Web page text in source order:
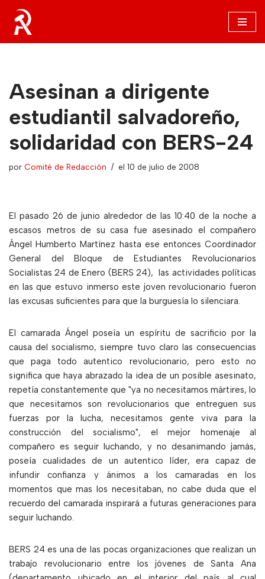
Saltar
al
Asesinan a dirigente
estudiantil salvadoreño,
solidaridad con BERS-24
por Comité de Redacción el 10 de julio de 2008
El pasado 26 de junio alrededor de las 10:40 de la noche a
escasos metros de su casa fue asesinado el compañero
Ángel Humberto Martínez hasta ese entonces Coordinador
General del Bloque de Estudiantes Revolucionarios
Socialistas 24 de Enero (BERS 24), las actividades políticas
en las que estuvo inmerso este joven revolucionario fueron
las excusas suficientes para que la burguesía lo silenciara.
El camarada Ángel poseía un espíritu de sacrificio por la
causa del socialismo, siempre tuvo claro las consecuencias
que paga todo autentico revolucionario, pero esto no
significa que haya abrazado la idea de un posible asesinato,
repetía constantemente que "ya no necesitamos mártires, lo
que necesitamos son revolucionarios que entreguen sus
fuerzas por la lucha, necesitamos gente viva para la
construcción del socialismo", el mejor homenaje al
compañero es seguir luchando, y no desanimando jamás,
poseía cualidades de un autentico líder, era capaz de
infundir confianza y ánimos a los camaradas en los
momentos que mas los necesitaban, no cabe duda que el
recuerdo del camarada inspirará a futuras generaciones para
seguir luchando.
BERS 24 es una de las pocas organizaciones que realizan un
trabajo revolucionario entre los jóvenes de Santa Ana